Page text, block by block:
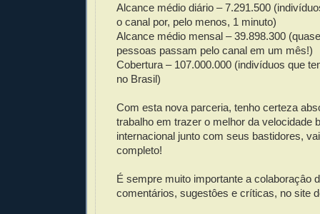
Alcance médio diário – 7.291.500
o canal por, pelo menos, 1 minuto)
Alcance médio mensal – 39.898.300
pessoas passam pelo canal em um mês!)
Cobertura – 107.000.000 (indivíduos que
no Brasil)
Com esta nova parceria, tenho certeza
trabalho em trazer o melhor da velocidade
internacional junto com seus bastidores,
completo!
É sempre muito importante a colaboraçâo
comentários, sugestôes e críticas, no site